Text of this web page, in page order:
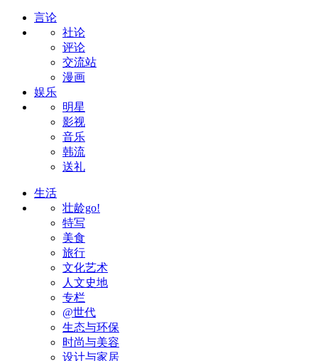
言论
社论
评论
交流站
漫画
娱乐
明星
影视
音乐
韩流
送礼
生活
壮龄go!
特写
美食
旅行
文化艺术
人文史地
专栏
@世代
生态与环保
时尚与美容
设计与家居